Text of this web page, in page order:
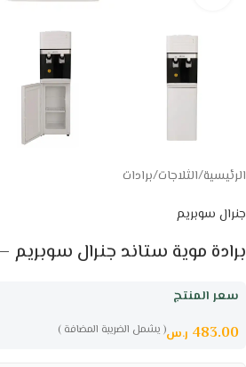
الرئيسية/الثلاجات/برادات
جنرال سوبريم
برادة موية ستاند جنرال سوبريم –
سعر المنتج
( يشمل الضريبة المضافة ) 483.00 ر.س